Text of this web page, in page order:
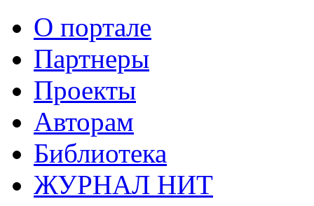
О портале
Партнеры
Проекты
Авторам
Библиотека
ЖУРНАЛ НИТ